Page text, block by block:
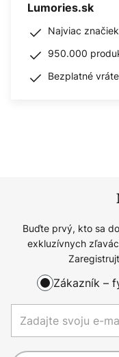
Lumories.sk
Najviac
950.000
Bezplatné
Buďte prvý, kto sa
exkluzívnych
Zákazník –